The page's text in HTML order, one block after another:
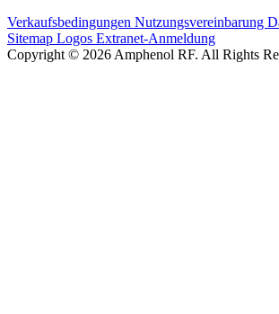
Verkaufsbedingungen Nutzungsvereinbarung
Sitemap Logos Extranet-Anmeldung
Copyright © 2026 Amphenol RF. All Rights